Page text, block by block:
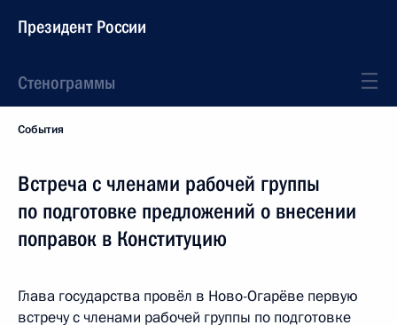
Президент России
Стенограммы
События
Встреча с членами рабочей группы
по подготовке предложений о внесении
поправок в Конституцию
Глава государства провёл в Ново-Огарёве первую
встречу с членами рабочей группы по подготовке